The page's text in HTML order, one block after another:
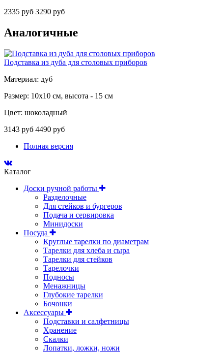
2335 руб 3290 руб
Аналогичные
Подставка из дуба для столовых приборов
Материал: дуб
Размер: 10x10 см, высота - 15 см
Цвет: шоколадный
3143 руб 4490 руб
Полная версия
Каталог
Доски ручной работы
Разделочные
Для стейков и бургеров
Подача и сервировка
Минидоски
Посуда
Круглые тарелки по диаметрам
Тарелки для хлеба и сыра
Тарелки для стейков
Тарелочки
Подносы
Менажницы
Глубокие тарелки
Бочонки
Аксессуары
Подставки и салфетницы
Хранение
Скалки
Лопатки, ложки, ножи